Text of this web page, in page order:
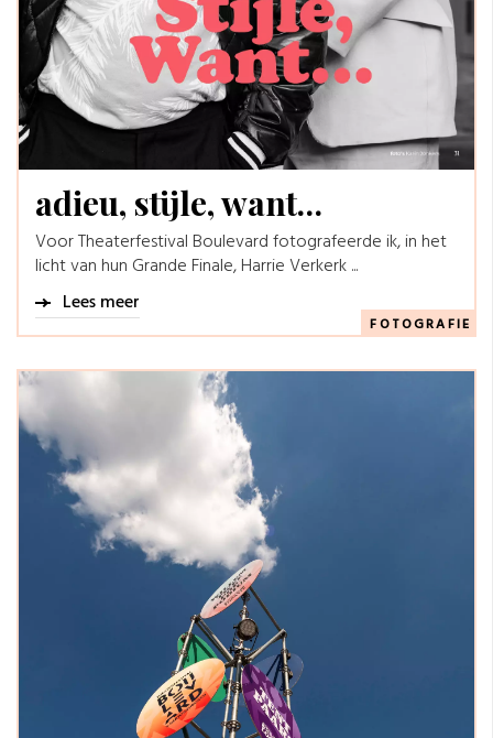
adieu, stijle, want…
Voor Theaterfestival Boulevard fotografeerde ik, in het
licht van hun Grande Finale, Harrie Verkerk ...
Lees meer
FOTOGRAFIE